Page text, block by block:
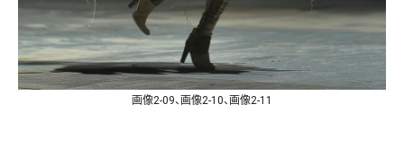
画像2-09、画像2-10、画像2-11